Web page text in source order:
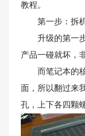
教程。
第一步：拆
升级的第一步
产品一碰就坏，
而笔记本的核
面，所以翻过来
孔，上下各四颗